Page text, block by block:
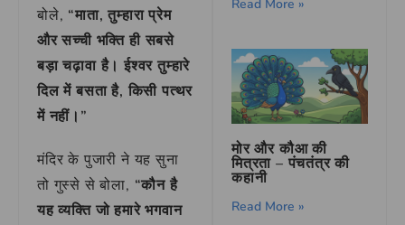
बोले, “माता, तुम्हारा प्रेम
और सच्ची भक्ति ही सबसे
बड़ा चढ़ावा है। ईश्वर तुम्हारे
दिल में बसता है, किसी पत्थर
में नहीं।”
मंदिर के पुजारी ने यह सुना
तो गुस्से से बोला, “कौन है
यह व्यक्ति जो हमारे भगवान
Read More »
मोर और कौआ की
मित्रता – पंचतंत्र की
कहानी
Read More »